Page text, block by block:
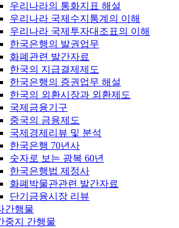
우리나라의 통화지표 해설
우리나라 국제수지통계의 이해
우리나라 국제투자대조표의 이해
한국은행의 발권업무
화폐관련 발간자료
한국의 지급결제제도
한국은행의 증권업무 해설
한국의 외환시장과 외환제도
국제금융기구
중국의 금융제도
국제경제리뷰 및 분석
한국은행 70년사
숫자로 보는 광복 60년
한국은행법 제정사
화폐박물관관련 발간자료
단기금융시장 리뷰
간행물
중지 간행물